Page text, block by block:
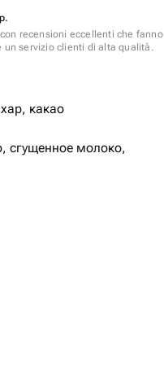
recensioni eccellenti che fanno
un servizio clienti di alta qualità.
какао
сгущенное молоко,